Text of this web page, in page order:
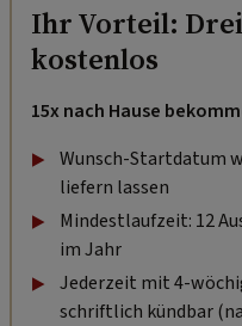
Ihr Vorteil:
kostenlos
15x nach Hause
Wunsch-Startdatum
liefern lassen
Mindestlaufzeit: 12
im Jahr
Jederzeit mit 4-
schriftlich kündbar